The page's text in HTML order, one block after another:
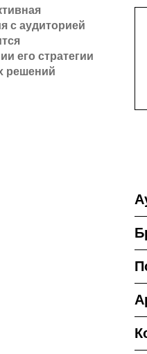
с аудиторией
его стратегии
решений